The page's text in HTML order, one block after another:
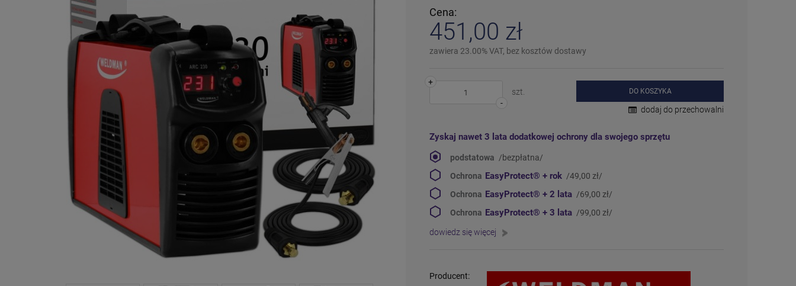
dostępności
Cena:
451,00 zł
zawiera 23.00% VAT, bez kosztów dostawy
-
+
szt.
DO KOSZYKA
dodaj do przechowalni
Zyskaj nawet 3 lata dodatkowej ochrony dla swojego sprzętu
podstatowa /bezpłatna/
Ochrona EasyProtect® + rok /49,00 zł/
Ochrona EasyProtect® + 2 lata /69,00 zł/
Ochrona EasyProtect® + 3 lata /99,00 zł/
dowiedz się więcej
Producent: